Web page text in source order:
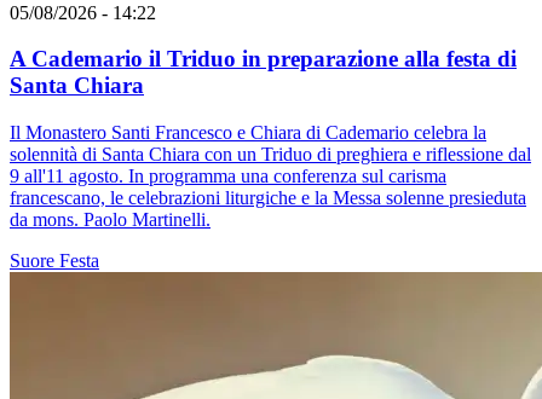
05/08/2026 - 14:22
A Cademario il Triduo in preparazione alla festa di
Santa Chiara
Il Monastero Santi Francesco e Chiara di Cademario celebra la
solennità di Santa Chiara con un Triduo di preghiera e riflessione dal
9 all'11 agosto. In programma una conferenza sul carisma
francescano, le celebrazioni liturgiche e la Messa solenne presieduta
da mons. Paolo Martinelli.
Suore Festa